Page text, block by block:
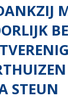
STEUN